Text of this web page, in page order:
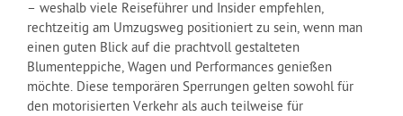
– weshalb viele Reiseführer und Insider empfehlen,
rechtzeitig am Umzugsweg positioniert zu sein, wenn man
einen guten Blick auf die prachtvoll gestalteten
Blumenteppiche, Wagen und Performances genießen
möchte. Diese temporären Sperrungen gelten sowohl für
den motorisierten Verkehr als auch teilweise für